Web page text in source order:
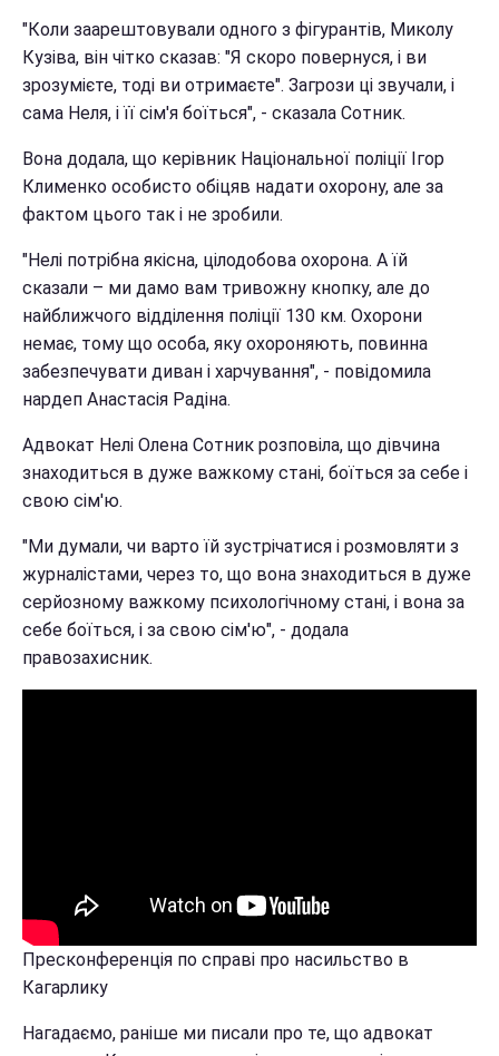
"Коли заарештовували одного з фігурантів, Миколу
Кузіва, він чітко сказав: "Я скоро повернуся, і ви
зрозумієте, тоді ви отримаєте". Загрози ці звучали, і
сама Неля, і її сім'я боїться", - сказала Сотник.
Вона додала, що керівник Національної поліції Ігор
Клименко особисто обіцяв надати охорону, але за
фактом цього так і не зробили.
"Нелі потрібна якісна, цілодобова охорона. А їй
сказали – ми дамо вам тривожну кнопку, але до
найближчого відділення поліції 130 км. Охорони
немає, тому що особа, яку охороняють, повинна
забезпечувати диван і харчування", - повідомила
нардеп Анастасія Радіна.
Адвокат Нелі Олена Сотник розповіла, що дівчина
знаходиться в дуже важкому стані, боїться за себе і
свою сім'ю.
"Ми думали, чи варто їй зустрічатися і розмовляти з
журналістами, через то, що вона знаходиться в дуже
серйозному важкому психологічному стані, і вона за
себе боїться, і за свою сім'ю", - додала
правозахисник.
Пресконференція по справі про насильство в
Кагарлику
Нагадаємо, раніше ми писали про те, що адвокат